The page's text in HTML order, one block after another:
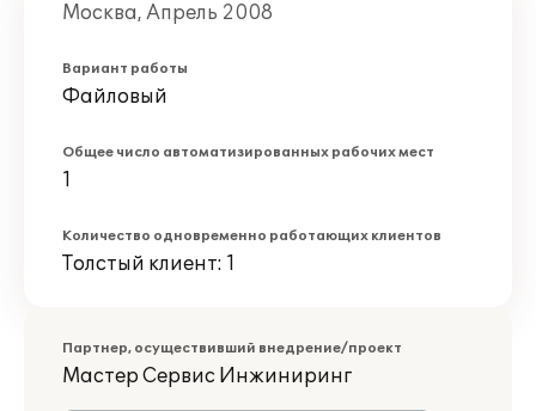
Москва, Апрель 2008
Вариант работы
Файловый
Общее число автоматизированных рабочих мест
1
Количество одновременно работающих клиентов
Толстый клиент: 1
Партнер, осуществивший внедрение/проект
Мастер Сервис Инжиниринг